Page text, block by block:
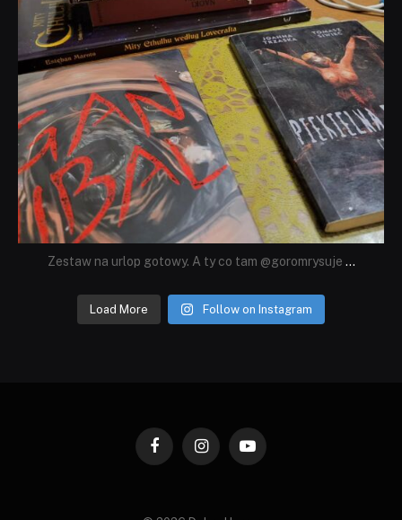
Zestaw na urlop gotowy. A ty co tam @goromrysuje ...
Load More Follow on Instagram
FacebookInstagramYouTube